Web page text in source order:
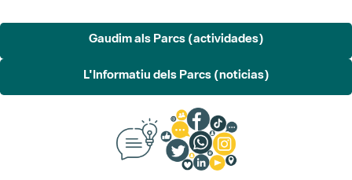
Gaudim als Parcs (actividades)
L'Informatiu dels Parcs (noticias)